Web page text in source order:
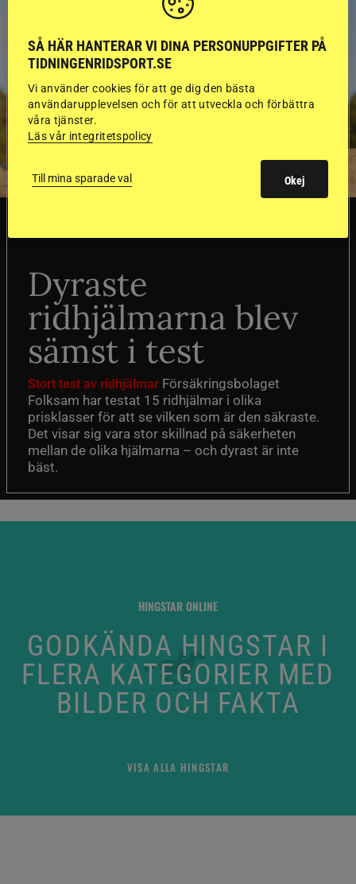
Dyraste
ridhjälmarna blev
sämst i test
Stort test av ridhjälmar Försäkringsbolaget
Folksam har testat 15 ridhjälmar i olika
prisklasser för att se vilken som är den säkraste.
Det visar sig vara stor skillnad på säkerheten
mellan de olika hjälmarna – och dyrast är inte
bäst.
HINGSTAR ONLINE
GODKÄNDA HINGSTAR I
FLERA KATEGORIER MED
BILDER OCH FAKTA
VISA ALLA HINGSTAR
SÅ HÄR HANTERAR VI DINA PERSONUPPGIFTER PÅ
TIDNINGENRIDSPORT.SE
Vi använder cookies för att ge dig den bästa
användarupplevelsen och för att utveckla och förbättra
våra tjänster.
Läs vår integritetspolicy
Till mina sparade val Okej